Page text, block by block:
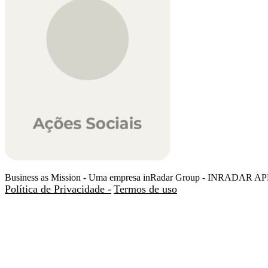
Business as Mission - Uma empresa inRadar Group - INRADAR
Política de Privacidade - Termos de uso